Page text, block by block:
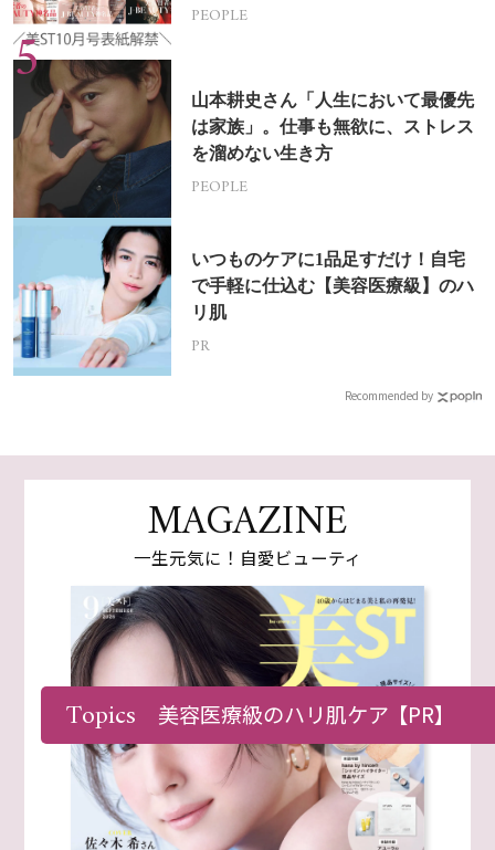
PEOPLE
山本耕史さん「人生において最優先
は家族」。仕事も無欲に、ストレス
を溜めない生き方
PEOPLE
いつものケアに1品足すだけ！自宅
で手軽に仕込む【美容医療級】のハ
リ肌
PR
Recommended by
MAGAZINE
一生元気に！自愛ビューティ
Topics 美容医療級のハリ肌ケア【PR】